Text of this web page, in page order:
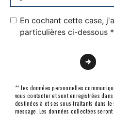
En cochant cette case,
particulières ci-dessous
** Les données personnelles
vous contacter et sont enregistrées
destinées à et ses sous-traitants dans
message. Les données collectées